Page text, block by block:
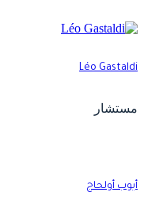
Léo
أولحاج